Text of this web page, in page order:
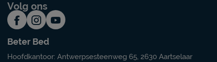
Volg ons
Beter Bed
Hoofdkantoor: Antwerpsesteenweg 65, 2630 Aartselaar